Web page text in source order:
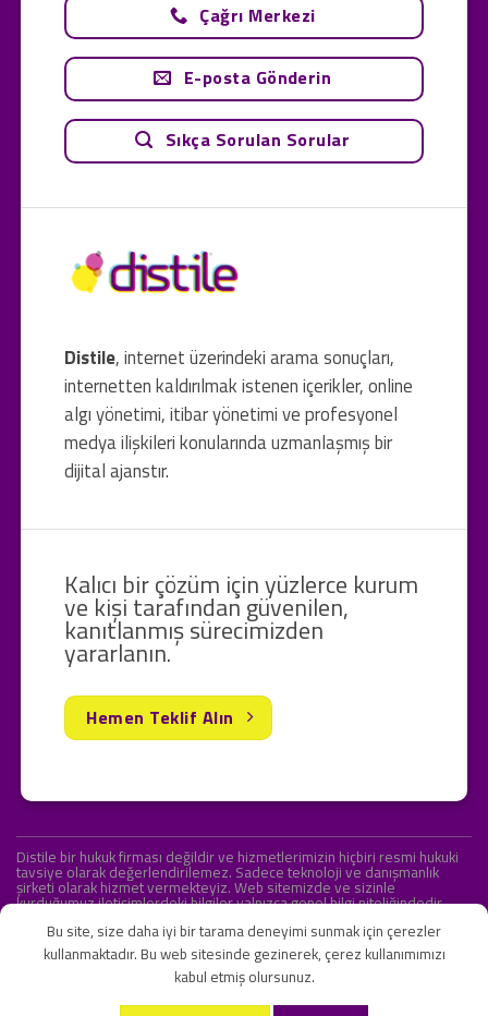
Distile, internet üzerindeki arama sonuçları,
internetten kaldırılmak istenen içerikler, online
algı yönetimi, itibar yönetimi ve profesyonel
medya ilişkileri konularında uzmanlaşmış bir
dijital ajanstır.
Çağrı Merkezi
E-posta Gönderin
Sıkça Sorulan Sorular
Kalıcı bir çözüm için yüzlerce kurum
ve kişi tarafından güvenilen,
kanıtlanmış sürecimizden
yararlanın.
Hemen Teklif Alın
Distile bir hukuk firması değildir ve hizmetlerimizin hiçbiri resmi hukuki
tavsiye olarak değerlendirilemez. Sadece teknoloji ve danışmanlık
şirketi olarak hizmet vermekteyiz. Web sitemizde ve sizinle
kurduğumuz iletişimlerdeki bilgiler yalnızca genel bilgi niteliğindedir.
KVKK ve Gizlilik Sözleşmesi S.S.S. İletişim
Bu site, size daha iyi bir tarama deneyimi sunmak için çerezler
kullanmaktadır. Bu web sitesinde gezinerek, çerez kullanımımızı
kabul etmiş olursunuz.